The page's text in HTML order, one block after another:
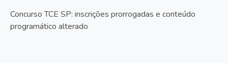
Concurso TCE SP: inscrições prorrogadas e conteúdo
programático alterado